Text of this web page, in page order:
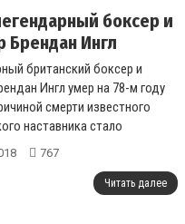
боксер и
Брендан Ингл
британский боксер и
Ингл умер на 78-м году
смерти известного
наставника стало
в мозг....
767
Читать далее